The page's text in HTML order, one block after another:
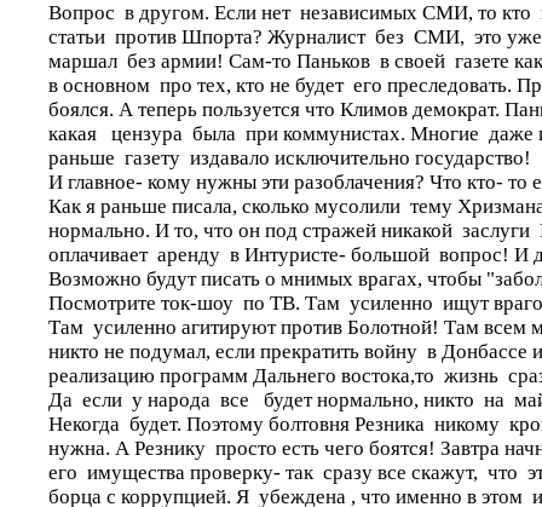
Вопрос в другом. Если нет независимых СМИ, то кто
статьи против Шпорта? Журналист без СМИ, это уже
маршал без армии! Сам-то Паньков в своей газете
в основном про тех, кто не будет его преследовать.
боялся. А теперь пользуется что Климов демократ.
какая цензура была при коммунистах. Многие даже
раньше газету издавало исключительно государство!
И главное- кому нужны эти разоблачения? Что кто- то
Как я раньше писала, сколько мусолили тему
нормально. И то, что он под стражей никакой заслуги
оплачивает аренду в Интуристе- большой вопрос! И
Возможно будут писать о мнимых врагах, чтобы
Посмотрите ток-шоу по ТВ. Там усиленно ищут
Там усиленно агитируют против Болотной! Там
никто не подумал, если прекратить войну в Донбассе
реализацию программ Дальнего востока,то жизнь
Да если у народа все будет нормально, никто на
Некогда будет. Поэтому болтовня Резника никому
нужна. А Резнику просто есть чего боятся! Завтра
его имущества проверку- так сразу все скажут, что
борца с коррупцией. Я убеждена , что именно в этом